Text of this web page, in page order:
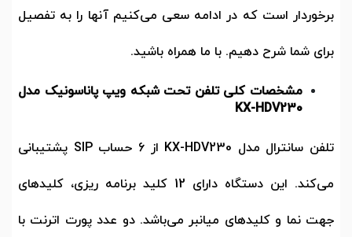
برخوردار است که در ادامه سعی می‌کنیم آنها را به تفصیل
برای شما شرح دهیم. با ما همراه باشید.
مشخصات کلی تلفن تحت شبکه ویپ پاناسونیک مدل
KX-HDV230
تلفن سانترال مدل KX-HDV230 از6 حسابSIP پشتیبانی
می‌کند. این دستگاه دارای 12 کلید برنامه ریزی، کلیدهای
جهت نما و کلیدهای میانبر می‌باشد. دو عدد پورت اترنت با